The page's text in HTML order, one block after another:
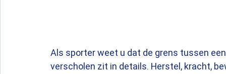
Als sporter weet u dat de grens tussen
verscholen zit in details. Herstel, kracht,